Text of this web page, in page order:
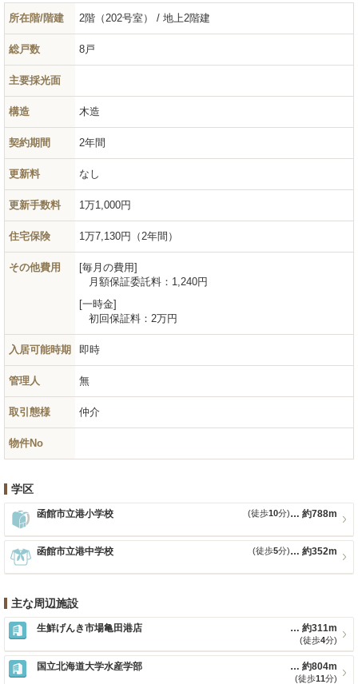
所在階/階建 2階（202号室） / 地上2階建
総戸数 8戸
主要採光面
構造 木造
契約期間 2年間
更新料 なし
更新手数料 1万1,000円
住宅保険 1万7,130円（2年間）
その他費用
毎月の費用
月額保証委託料： 1,240円
一時金
初回保証料： 2万円
入居可能時期 即時
管理人 無
取引態様 仲介
物件No
学区
函館市立港小学校 約788m
(徒歩10分)
函館市立港中学校 約352m
(徒歩5分)
主な周辺施設
生鮮げんき市場亀田港店 約311m
(徒歩4分)
国立北海道大学水産学部 約804m
(徒歩11分)